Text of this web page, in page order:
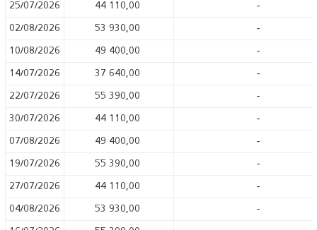
25/07/2026 44 110,00 -
02/08/2026 53 930,00 -
10/08/2026 49 400,00 -
14/07/2026 37 640,00 -
22/07/2026 55 390,00 -
30/07/2026 44 110,00 -
07/08/2026 49 400,00 -
19/07/2026 55 390,00 -
27/07/2026 44 110,00 -
04/08/2026 53 930,00 -